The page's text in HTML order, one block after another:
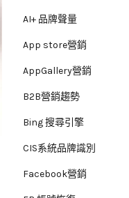
AI+ 品牌聲量
App store營銷
AppGallery營銷
B2B營銷趨勢
Bing 搜尋引擎
CIS系統品牌識別
Facebook營銷